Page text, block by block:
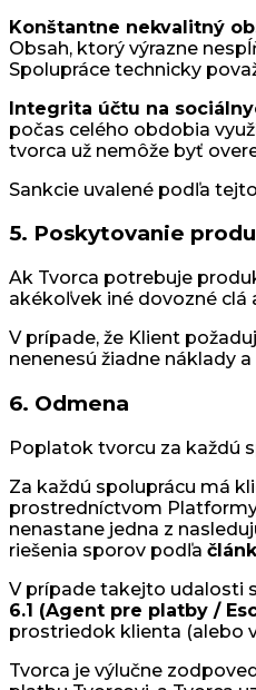
Konštantne nekvalitný
Obsah, ktorý výrazne
Spolupráce technicky
Integrita účtu na
počas celého obdobia
tvorca už nemôže byť
Sankcie uvalené podľa
5. Poskytovanie
Ak Tvorca potrebuje
akékoľvek iné dovozné clá
V prípade, že Klient
nenenesú žiadne náklady
6. Odmena
Poplatok tvorcu za každú
Za každú spoluprácu má
prostredníctvom
nenastane jedna z
riešenia sporov podľa
V prípade takejto udalosti
6.1 (Agent pre platby /
prostriedok klienta (alebo
Tvorca je výlučne